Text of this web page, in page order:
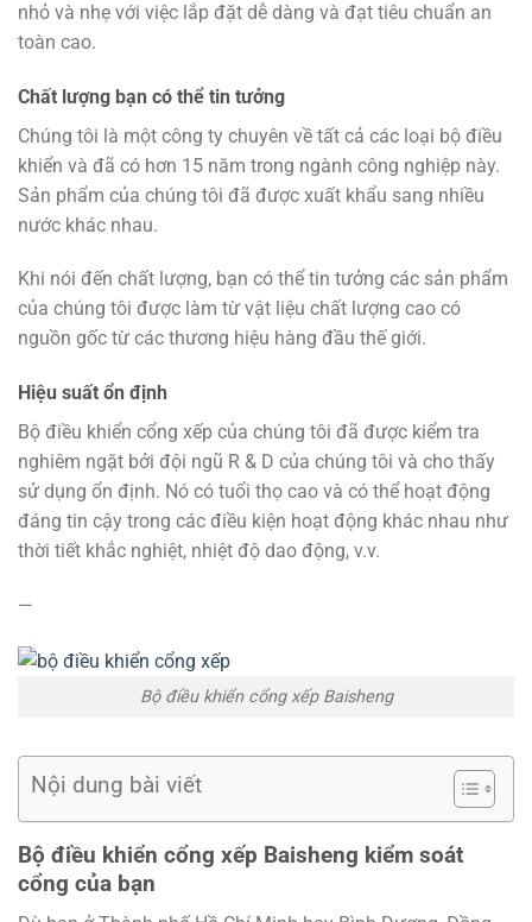
nhỏ và nhẹ với việc lắp đặt dễ dàng và đạt tiêu chuẩn an
toàn cao.
Chất lượng bạn có thể tin tưởng
Chúng tôi là một công ty chuyên về tất cả các loại bộ điều
khiển và đã có hơn 15 năm trong ngành công nghiệp này.
Sản phẩm của chúng tôi đã được xuất khẩu sang nhiều
nước khác nhau.
Khi nói đến chất lượng, bạn có thể tin tưởng các sản phẩm
của chúng tôi được làm từ vật liệu chất lượng cao có
nguồn gốc từ các thương hiệu hàng đầu thế giới.
Hiệu suất ổn định
Bộ điều khiển cổng xếp của chúng tôi đã được kiểm tra
nghiêm ngặt bởi đội ngũ R & D của chúng tôi và cho thấy
sử dụng ổn định. Nó có tuổi thọ cao và có thể hoạt động
đáng tin cậy trong các điều kiện hoạt động khác nhau như
thời tiết khắc nghiệt, nhiệt độ dao động, v.v.
—
Bộ điều khiển cổng xếp Baisheng
Nội dung bài viết
Bộ điều khiển cổng xếp Baisheng kiểm soát
cổng của bạn